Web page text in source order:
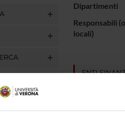
Dipartimenti
Responsabili
locali)
ENTI